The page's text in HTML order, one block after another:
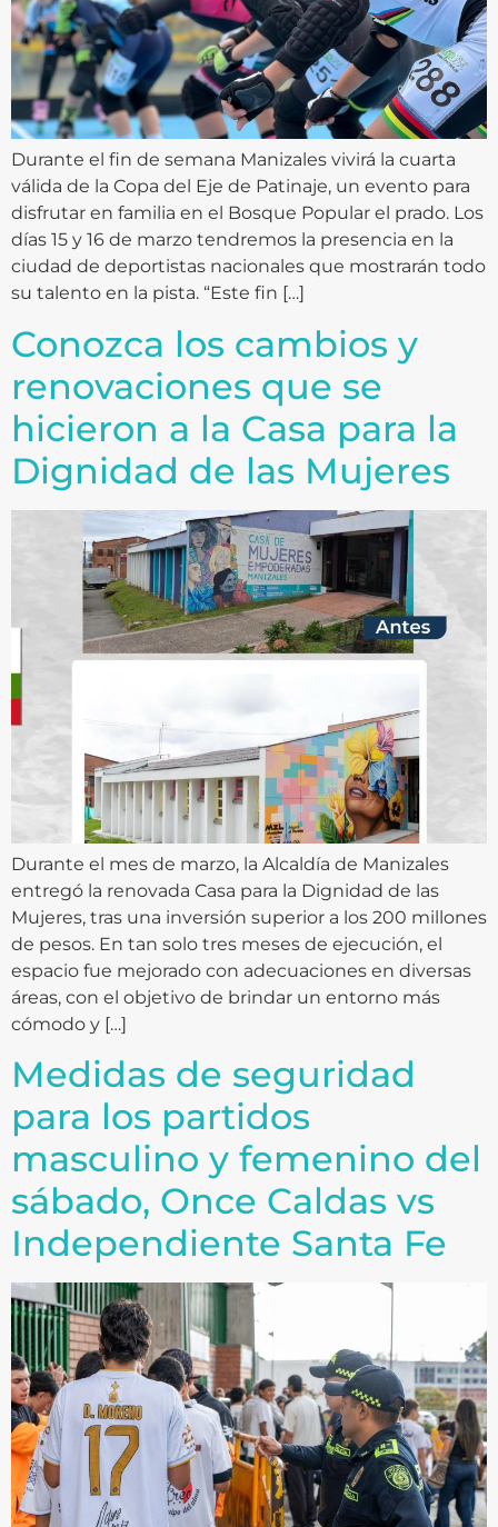
Durante el fin de semana Manizales vivirá la cuarta
válida de la Copa del Eje de Patinaje, un evento para
disfrutar en familia en el Bosque Popular el prado. Los
días 15 y 16 de marzo tendremos la presencia en la
ciudad de deportistas nacionales que mostrarán todo
su talento en la pista. “Este fin […]
Conozca los cambios y
renovaciones que se
hicieron a la Casa para la
Dignidad de las Mujeres
Durante el mes de marzo, la Alcaldía de Manizales
entregó la renovada Casa para la Dignidad de las
Mujeres, tras una inversión superior a los 200 millones
de pesos. En tan solo tres meses de ejecución, el
espacio fue mejorado con adecuaciones en diversas
áreas, con el objetivo de brindar un entorno más
cómodo y […]
Medidas de seguridad
para los partidos
masculino y femenino del
sábado, Once Caldas vs
Independiente Santa Fe